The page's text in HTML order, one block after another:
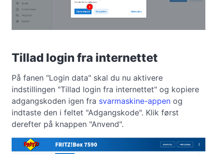
Tillad login fra internettet
På fanen "Login data" skal du nu aktivere
indstillingen "Tillad login fra internettet" og kopiere
adgangskoden igen fra svarmaskine-appen og
indtaste den i feltet "Adgangskode". Klik først
derefter på knappen "Anvend".